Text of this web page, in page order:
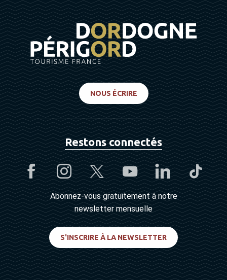
NOUS ÉCRIRE
Restons connectés
Abonnez-vous gratuitement à notre
newsletter mensuelle
S'INSCRIRE À LA NEWSLETTER